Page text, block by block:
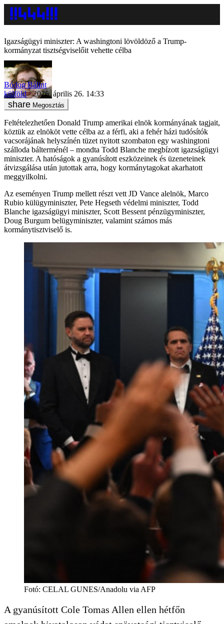
Igazságügyi miniszter: A washingtoni lövöldöző a Trump-
kormányzat tisztségviselőit vehette célba
Bódog Bálint
külföld
2026. április 26. 14:33
Megosztás
Feltételezhetően Donald Trump amerikai elnök kormányának tagjait,
köztük az elnököt vette célba az a férfi, aki a fehér házi tudósítók
vacsorájának helyszínén tüzet nyitott szombaton egy washingtoni
szálloda bálterménél – mondta Todd Blanche megbízott igazságügyi
miniszter. A hatóságok a gyanúsított eszközeinek és üzeneteinek
átvizsgálása után jutottak arra, hogy kormánytagokat akarhatott
meggyilkolni.
Az eseményen Trump mellett részt vett JD Vance alelnök, Marco
Rubio külügyminiszter, Pete Hegseth védelmi miniszter, Todd
Blanche igazságügyi miniszter, Scott Bessent pénzügyminiszter,
Doug Burgum belügyminiszter, valamint számos más
kormánytisztviselő is.
Fotó: CELAL GUNES/Anadolu via AFP
A gyanúsított Cole Tomas Allen ellen hétfőn